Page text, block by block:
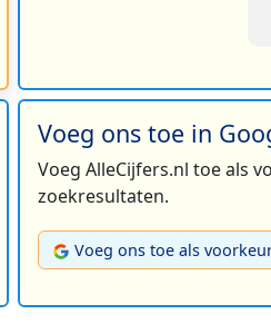
Voeg ons toe in
Voeg AlleCijfers.nl toe als
zoekresultaten.
Voeg ons toe als